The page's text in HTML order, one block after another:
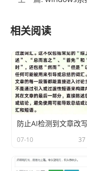
相关阅读
07-10 37